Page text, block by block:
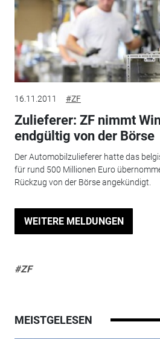
16.11.2011 #ZF
Zulieferer: ZF nimmt
endgültig von der Börse
Der Automobilzulieferer hatte das
für rund 500 Millionen Euro
Rückzug von der Börse angekündigt.
WEITERE MELDUNGEN
#ZF
MEISTGELESEN